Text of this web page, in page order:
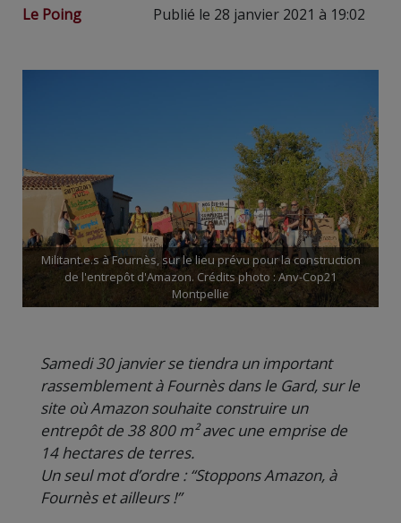
Le Poing Publié le 28 janvier 2021 à 19:02
Militant.e.s à Fournès, sur le lieu prévu pour la construction
de l'entrepôt d'Amazon. Crédits photo : Anv-Cop21
Montpellie
Samedi 30 janvier se tiendra un important
rassemblement à Fournès dans le Gard, sur le
site où Amazon souhaite construire un
entrepôt de 38 800 m² avec une emprise de
14 hectares de terres.
Un seul mot d’ordre : “Stoppons Amazon, à
Fournès et ailleurs !”